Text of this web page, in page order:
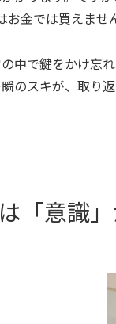
お金では買えませ
中で鍵をかけ忘
のスキが、取り
意識」